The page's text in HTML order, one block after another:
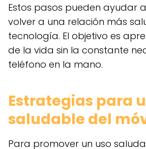
Estos pasos pueden ayudar
volver a una relación más
tecnología. El objetivo es
de la vida sin la constante
teléfono en la mano.
Estrategias para
saludable del
Para promover un uso